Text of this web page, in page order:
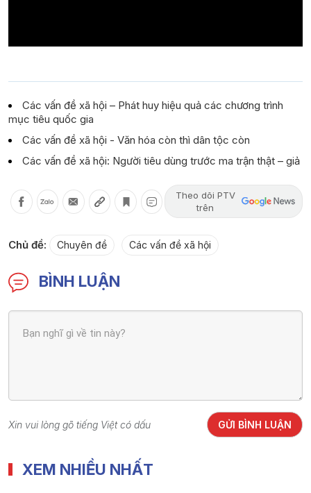
Các vấn đề xã hội – Phát huy hiệu quả các chương trình
mục tiêu quốc gia
Các vấn đề xã hội - Văn hóa còn thì dân tộc còn
Các vấn đề xã hội: Người tiêu dùng trước ma trận thật – giả
Theo dõi PTV
trên
Chủ đề: Chuyên đề Các vấn đề xã hội
BÌNH LUẬN
Xin vui lòng gõ tiếng Việt có dấu GỬI BÌNH LUẬN
XEM NHIỀU NHẤT